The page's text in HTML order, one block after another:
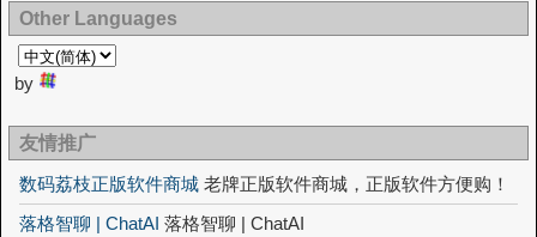
Other Languages
by
友情推广
数码荔枝正版软件商城 老牌正版软件商城，正版软件方便购！
落格智聊 | ChatAI 落格智聊 | ChatAI